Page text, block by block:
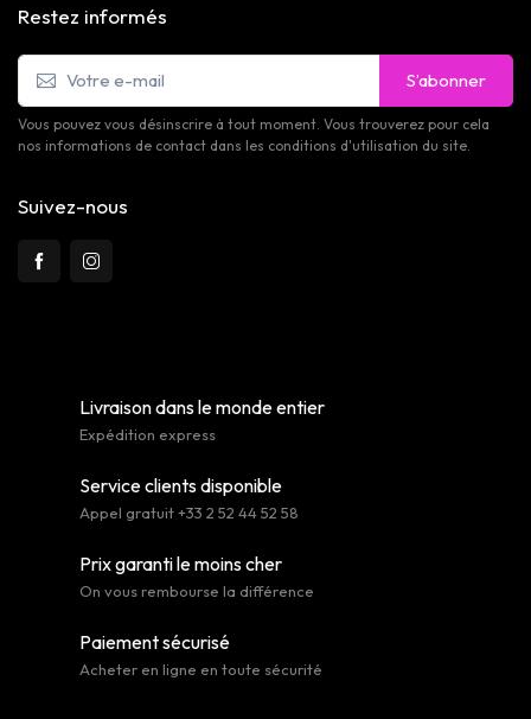
Restez informés
S’abonner
Vous pouvez vous désinscrire à tout moment. Vous trouverez pour cela
nos informations de contact dans les conditions d'utilisation du site.
Suivez-nous
Livraison dans le monde entier
Expédition express
Service clients disponible
Appel gratuit +33 2 52 44 52 58
Prix garanti le moins cher
On vous rembourse la différence
Paiement sécurisé
Acheter en ligne en toute sécurité